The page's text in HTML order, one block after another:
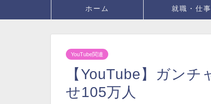
ホーム 就職・仕事
YouTube関連
【YouTube】ガン
せ105万人